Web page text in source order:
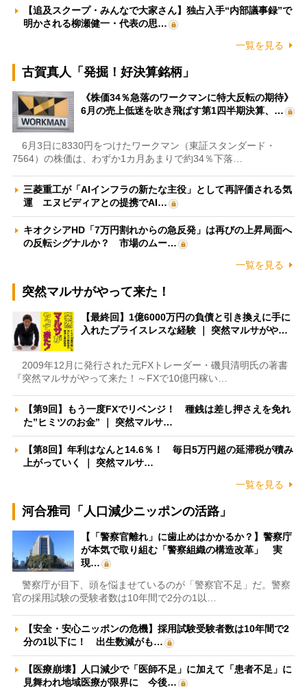
【追及スクープ・みんなで大家さん】独占入手“内部議事録”で
明かされる柳瀬健一・代表の思…
一覧を見る
古賀真人「発掘！好決算銘柄」
《株価34％急落のワークマンに特大反転の期待》
6月の売上低迷を吹き飛ばす第1四半期決算、…
6月3日に8330円をつけたワークマン（東証スタンダード・
7564）の株価は、わずか1カ月あまりで約34％下落…
三菱重工が「AIインフラの新たな主役」として再評価される気
運 エヌビディアとの提携でAI…
キオクシアHD「7万円割れからの急反発」は再びの上昇局面へ
の反転シグナルか？ 市場のムー…
一覧を見る
突然マルサがやって来た！
【最終回】1億6000万円の負債と引き換えに手に
入れたプライスレスな経験 ｜ 突然マルサがや…
2009年12月に発行された元FXトレーダー・磯貝清明氏の著書
『突然マルサがやって来た！～FXで10億円稼い…
【第9回】もう一度FXでリベンジ！ 種銭は差し押さえを免れ
た”ヒミツのお金” ｜ 突然マルサ…
【第8回】年利はなんと14.6％！ 毎日5万円超の延滞税が積み
上がっていく ｜ 突然マルサ…
一覧を見る
河合雅司「人口減少ニッポンの活路」
【「警察官離れ」に歯止めはかかるか？】警察庁
が本気で取り組む「警察組織の構造改革」 実
現…
警察庁が目下、頭を悩ませているのが「警察官不足」だ。警察
官の採用試験の受験者数は10年間で2分の1以…
【安全・安心ニッポンの危機】採用試験受験者数は10年間で2
分の1以下に！ 出生数減がも…
【医療崩壊】人口減少で「医師不足」に加えて「患者不足」に
見舞われ地域医療が限界に 今後…